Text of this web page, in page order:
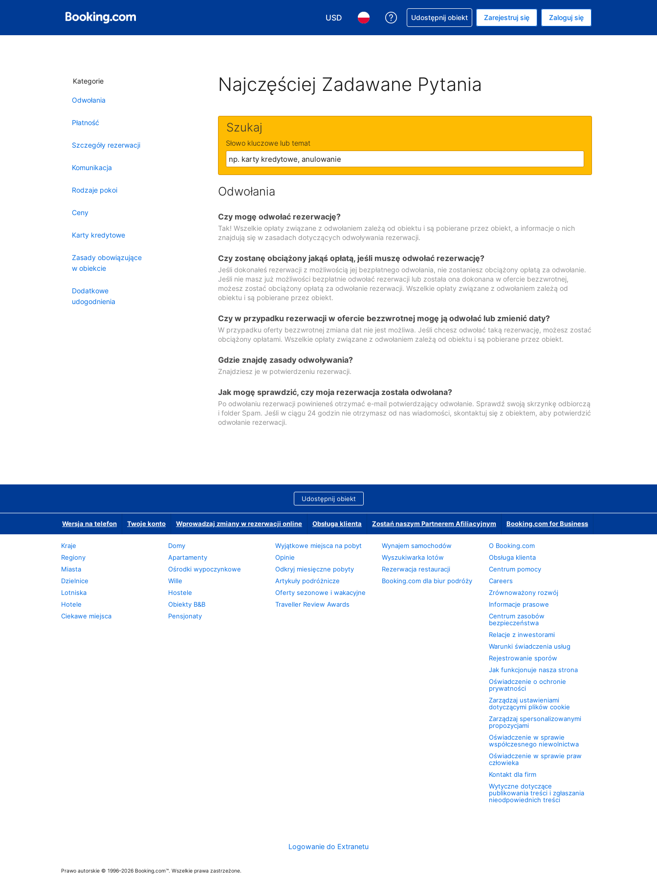
USD
Wybierz walutę. Wybrana waluta to Dolar amerykański
Wybierz język. Wybrany język to Polski
Uzyskaj pomoc w sprawie rezerwacji
Udostępnij obiekt Zarejestruj się Zaloguj się
Kategorie
Odwołania
Płatność
Szczegóły rezerwacji
Komunikacja
Rodzaje pokoi
Ceny
Karty kredytowe
Zasady obowiązujące
w obiekcie
Dodatkowe
udogodnienia
Najczęściej Zadawane Pytania
Szukaj
Słowo kluczowe lub temat
Odwołania
Czy mogę odwołać rezerwację?
Tak! Wszelkie opłaty związane z odwołaniem zależą od obiektu i są pobierane przez obiekt, a informacje o nich
znajdują się w zasadach dotyczących odwoływania rezerwacji.
Czy zostanę obciążony jakąś opłatą, jeśli muszę odwołać rezerwację?
Jeśli dokonałeś rezerwacji z możliwością jej bezpłatnego odwołania, nie zostaniesz obciążony opłatą za odwołanie.
Jeśli nie masz już możliwości bezpłatnie odwołać rezerwacji lub została ona dokonana w ofercie bezzwrotnej,
możesz zostać obciążony opłatą za odwołanie rezerwacji. Wszelkie opłaty związane z odwołaniem zależą od
obiektu i są pobierane przez obiekt.
Czy w przypadku rezerwacji w ofercie bezzwrotnej mogę ją odwołać lub zmienić daty?
W przypadku oferty bezzwrotnej zmiana dat nie jest możliwa. Jeśli chcesz odwołać taką rezerwację, możesz zostać
obciążony opłatami. Wszelkie opłaty związane z odwołaniem zależą od obiektu i są pobierane przez obiekt.
Gdzie znajdę zasady odwoływania?
Znajdziesz je w potwierdzeniu rezerwacji.
Jak mogę sprawdzić, czy moja rezerwacja została odwołana?
Po odwołaniu rezerwacji powinieneś otrzymać e-mail potwierdzający odwołanie. Sprawdź swoją skrzynkę odbiorczą
i folder Spam. Jeśli w ciągu 24 godzin nie otrzymasz od nas wiadomości, skontaktuj się z obiektem, aby potwierdzić
odwołanie rezerwacji.
Udostępnij obiekt
Wersja na telefon Twoje konto Wprowadzaj zmiany w rezerwacji online Obsługa klienta Zostań naszym Partnerem Afiliacyjnym Booking.com for Business
Kraje
Regiony
Miasta
Dzielnice
Lotniska
Hotele
Ciekawe miejsca
Domy
Apartamenty
Ośrodki wypoczynkowe
Wille
Hostele
Obiekty B&B
Pensjonaty
Wyjątkowe miejsca na pobyt
Opinie
Odkryj miesięczne pobyty
Artykuły podróżnicze
Oferty sezonowe i wakacyjne
Traveller Review Awards
Wynajem samochodów
Wyszukiwarka lotów
Rezerwacja restauracji
Booking.com dla biur podróży
O Booking.com
Obsługa klienta
Centrum pomocy
Careers
Zrównoważony rozwój
Informacje prasowe
Centrum zasobów
bezpieczeństwa
Relacje z inwestorami
Warunki świadczenia usług
Rejestrowanie sporów
Jak funkcjonuje nasza strona
Oświadczenie o ochronie
prywatności
Zarządzaj ustawieniami
dotyczącymi plików cookie
Zarządzaj spersonalizowanymi
propozycjami
Oświadczenie w sprawie
współczesnego niewolnictwa
Oświadczenie w sprawie praw
człowieka
Kontakt dla firm
Wytyczne dotyczące
publikowania treści i zgłaszania
nieodpowiednich treści
Logowanie do Extranetu
Prawo autorskie © 1996–2026 Booking.com™. Wszelkie prawa zastrzeżone.